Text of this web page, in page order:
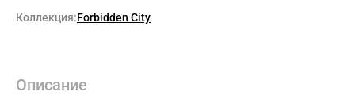
Коллекция:Forbidden City
Описание